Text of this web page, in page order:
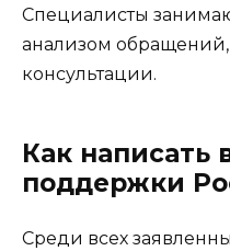
Специалисты
анализом
консультации.
Как написать
поддержки
Среди всех